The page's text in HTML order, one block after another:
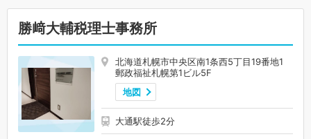
勝﨑大輔税理士事務所
北海道札幌市中央区南1条西5丁目19番地1
郵政福祉札幌第1ビル5F
地図
大通駅徒歩2分